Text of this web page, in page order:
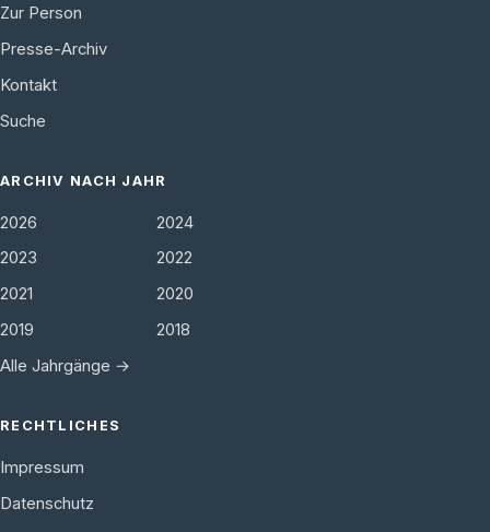
Zur Person
Presse-Archiv
Kontakt
Suche
ARCHIV NACH JAHR
2026
2024
2023
2022
2021
2020
2019
2018
Alle Jahrgänge →
RECHTLICHES
Impressum
Datenschutz